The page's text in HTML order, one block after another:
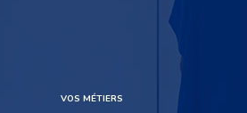
VOS MÉTIERS